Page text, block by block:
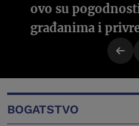
ovo su
građanima i
BOGATSTVO